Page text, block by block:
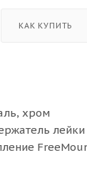
КАК КУПИТЬ
хром